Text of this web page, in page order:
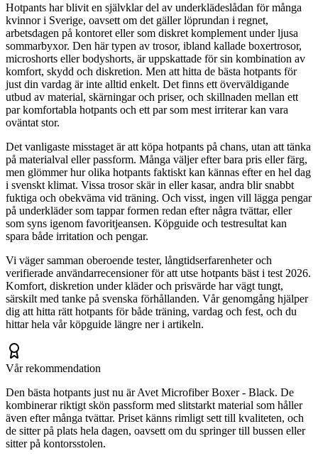
Hotpants har blivit en självklar del av underklädeslådan för många
kvinnor i Sverige, oavsett om det gäller löprundan i regnet,
arbetsdagen på kontoret eller som diskret komplement under ljusa
sommarbyxor. Den här typen av trosor, ibland kallade boxertrosor,
microshorts eller bodyshorts, är uppskattade för sin kombination av
komfort, skydd och diskretion. Men att hitta de bästa hotpants för
just din vardag är inte alltid enkelt. Det finns ett överväldigande
utbud av material, skärningar och priser, och skillnaden mellan ett
par komfortabla hotpants och ett par som mest irriterar kan vara
oväntat stor.
Det vanligaste misstaget är att köpa hotpants på chans, utan att tänka
på materialval eller passform. Många väljer efter bara pris eller färg,
men glömmer hur olika hotpants faktiskt kan kännas efter en hel dag
i svenskt klimat. Vissa trosor skär in eller kasar, andra blir snabbt
fuktiga och obekväma vid träning. Och visst, ingen vill lägga pengar
på underkläder som tappar formen redan efter några tvättar, eller
som syns igenom favoritjeansen. Köpguide och testresultat kan
spara både irritation och pengar.
Vi väger samman oberoende tester, långtidserfarenheter och
verifierade användarrecensioner för att utse hotpants bäst i test 2026.
Komfort, diskretion under kläder och prisvärde har vägt tungt,
särskilt med tanke på svenska förhållanden. Vår genomgång hjälper
dig att hitta rätt hotpants för både träning, vardag och fest, och du
hittar hela vår köpguide längre ner i artikeln.
Vår rekommendation
Den bästa hotpants just nu är Avet Microfiber Boxer - Black. De
kombinerar riktigt skön passform med slitstarkt material som håller
även efter många tvättar. Priset känns rimligt sett till kvaliteten, och
de sitter på plats hela dagen, oavsett om du springer till bussen eller
sitter på kontorsstolen.